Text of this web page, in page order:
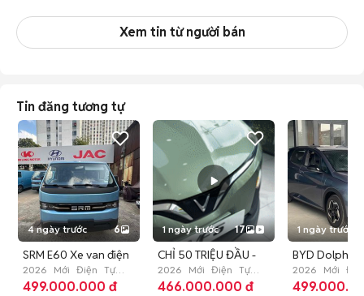
Xem tin từ người bán
Tin đăng tương tự
4 ngày trước 6
SRM E60 Xe van điện
Xanh 945kg
2026 Mới Điện Tự
động
499.000.000 đ
1 ngày trước 17
CHỈ 50 TRIỆU ĐẦU -
LĂN BÁNH VF5 NGAY
HÔM NAY!
2026 Mới Điện Tự
động
466.000.000 đ
1 ngày trước
BYD Dolphin
499TR
2026 Mới
động